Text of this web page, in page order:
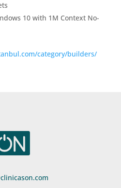
10 with 1M Context No-
category/builders/